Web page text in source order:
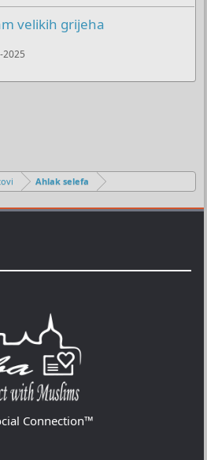
velikih grijeha
2025
Ahlak selefa
Connection™